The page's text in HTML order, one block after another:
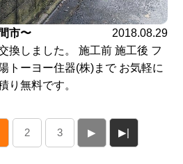
市〜
2018.08.29
換しました。 施工前 施工後 フ
トーヨー住器(株)まで お気軽に
り無料です。
2 3 ▶ ▶|